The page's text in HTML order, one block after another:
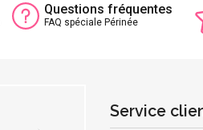
Questions fréquentes
FAQ spéciale Périnée
Service